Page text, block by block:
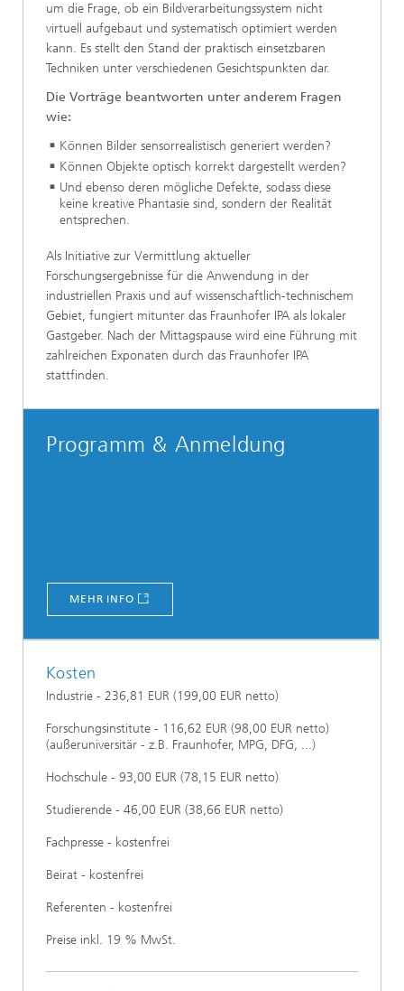
um die Frage, ob ein Bildverarbeitungssystem nicht
virtuell aufgebaut und systematisch optimiert werden
kann. Es stellt den Stand der praktisch einsetzbaren
Techniken unter verschiedenen Gesichtspunkten dar.
Die Vorträge beantworten unter anderem Fragen
wie:
Können Bilder sensorrealistisch generiert werden?
Können Objekte optisch korrekt dargestellt werden?
Und ebenso deren mögliche Defekte, sodass diese
keine kreative Phantasie sind, sondern der Realität
entsprechen.
Als Initiative zur Vermittlung aktueller
Forschungsergebnisse für die Anwendung in der
industriellen Praxis und auf wissenschaftlich-technischem
Gebiet, fungiert mitunter das Fraunhofer IPA als lokaler
Gastgeber. Nach der Mittagspause wird eine Führung mit
zahlreichen Exponaten durch das Fraunhofer IPA
stattfinden.
Programm & Anmeldung
MEHR INFO
Kosten
Industrie - 236,81 EUR (199,00 EUR netto)
Forschungsinstitute - 116,62 EUR (98,00 EUR netto)
(außeruniversitär - z.B. Fraunhofer, MPG, DFG, ...)
Hochschule - 93,00 EUR (78,15 EUR netto)
Studierende - 46,00 EUR (38,66 EUR netto)
Fachpresse - kostenfrei
Beirat - kostenfrei
Referenten - kostenfrei
Preise inkl. 19 % MwSt.